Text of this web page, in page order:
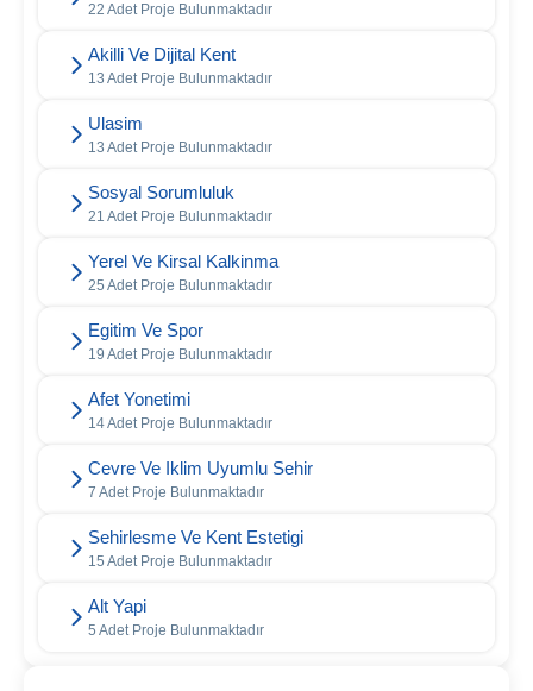
22 Adet Proje Bulunmaktadır
Akilli Ve Dijital Kent
13 Adet Proje Bulunmaktadır
Ulasim
13 Adet Proje Bulunmaktadır
Sosyal Sorumluluk
21 Adet Proje Bulunmaktadır
Yerel Ve Kirsal Kalkinma
25 Adet Proje Bulunmaktadır
Egitim Ve Spor
19 Adet Proje Bulunmaktadır
Afet Yonetimi
14 Adet Proje Bulunmaktadır
Cevre Ve Iklim Uyumlu Sehir
7 Adet Proje Bulunmaktadır
Sehirlesme Ve Kent Estetigi
15 Adet Proje Bulunmaktadır
Alt Yapi
5 Adet Proje Bulunmaktadır